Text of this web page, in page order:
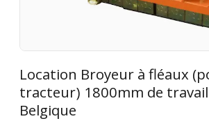
Location Broyeur à fléaux
tracteur) 1800mm de
Belgique